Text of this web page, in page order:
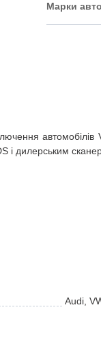
Марки авто
автомобілів
і дилерським
Audi,